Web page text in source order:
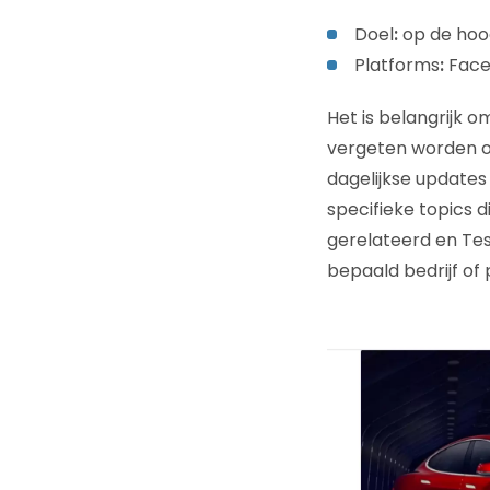
Doel:op de
Platforms:
Het is belangrijk
vergeten worden
dagelijkse
specifieke topics
gerelateerd en
bepaald bedrijf of